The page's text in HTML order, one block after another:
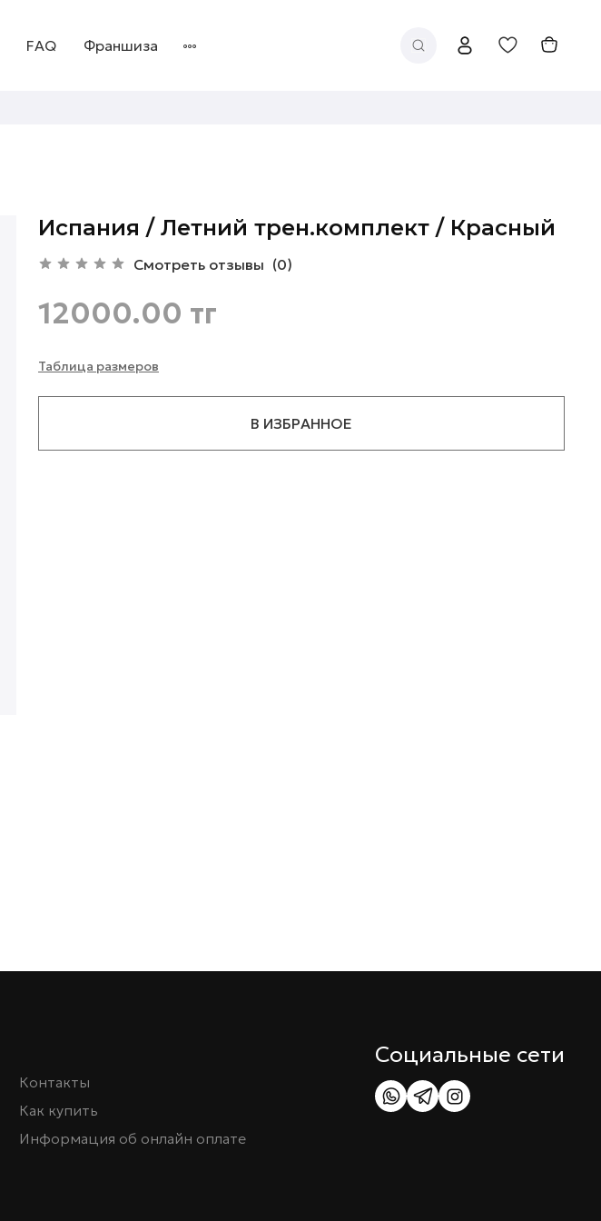
FAQ Франшиза
Испания / Летний трен.комплект / Красный
Смотреть отзывы (0)
Таблица размеров
12000.00 тг
В ИЗБРАННОЕ
Контакты
Как купить
Информация об онлайн оплате
Социальные сети